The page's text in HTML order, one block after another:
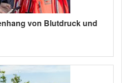
von Blutdruck und